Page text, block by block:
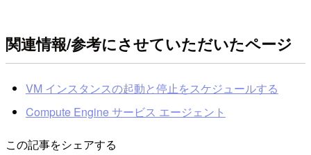
関連情報/参考にさせていただいたページ
VM インスタンスの起動と停止をスケジュールする
Compute Engine サービス エージェント
この記事をシェアする